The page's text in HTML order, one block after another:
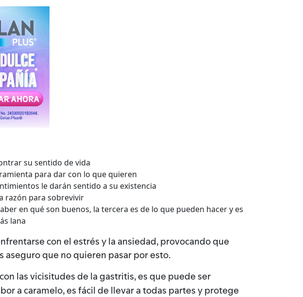
su sentido de vida
para dar con lo que quieren
le darán sentido a su existencia
razón para sobrevivir
en qué son buenos, la tercera es de lo que pueden hacer y es
lana
con el estrés y la ansiedad, provocando que
que no quieren pasar por esto.
las vicisitudes de la gastritis, es que puede ser
a caramelo, es fácil de llevar a todas partes y protege